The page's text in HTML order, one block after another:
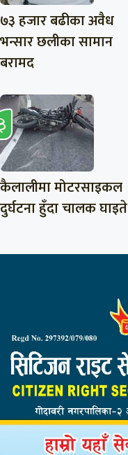
७३ हजार बढीका अवैध
भन्सार छलीका सामान
बरामद
कैलालीमा मोटरसाइकल
दुर्घटना हुँदा चालक घाइते